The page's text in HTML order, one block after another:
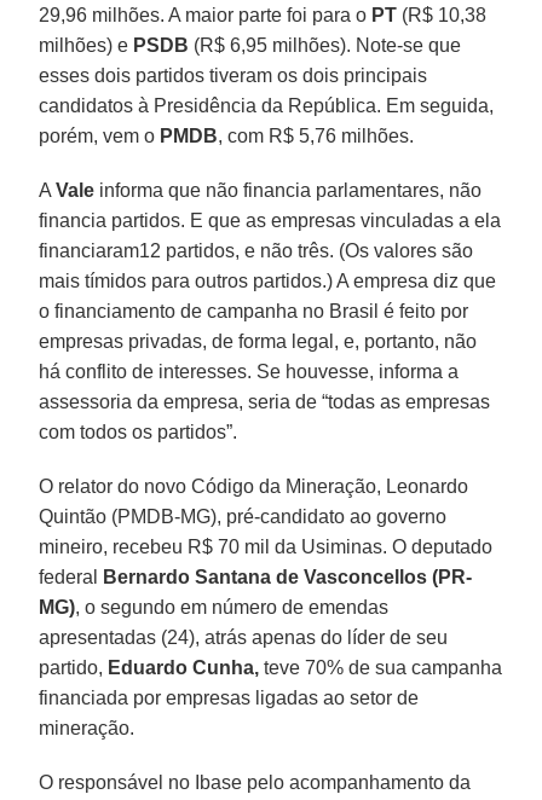
29,96 milhões. A maior parte foi para o PT (R$ 10,38
milhões) e PSDB (R$ 6,95 milhões). Note-se que
esses dois partidos tiveram os dois principais
candidatos à Presidência da República. Em seguida,
porém, vem o PMDB, com R$ 5,76 milhões.
AVale informa que não financia parlamentares, não
financia partidos. E que as empresas vinculadas a ela
financiaram12 partidos, e não três. (Os valores são
mais tímidos para outros partidos.) A empresa diz que
o financiamento de campanha no Brasil é feito por
empresas privadas, de forma legal, e, portanto, não
há conflito de interesses. Se houvesse, informa a
assessoria da empresa, seria de “todas as empresas
com todos os partidos”.
O relator do novo Código da Mineração, Leonardo
Quintão (PMDB-MG), pré-candidato ao governo
mineiro, recebeu R$ 70 mil da Usiminas. O deputado
federal
Bernardo Santana de Vasconcellos (PR-
MG), o segundo em número de emendas
apresentadas (24), atrás apenas do líder de seu
partido, Eduardo Cunha, teve 70% de sua campanha
financiada por empresas ligadas ao setor de
mineração.
O responsável no Ibase pelo acompanhamento da